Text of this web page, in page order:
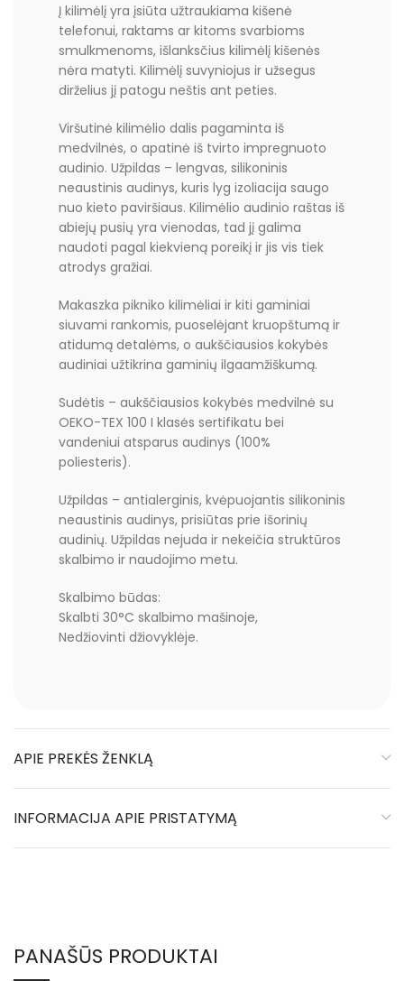
Į kilimėlį yra įsiūta užtraukiama kišenė
telefonui, raktams ar kitoms svarbioms
smulkmenoms, išlanksčius kilimėlį kišenės
nėra matyti. Kilimėlį suvyniojus ir užsegus
dirželius jį patogu neštis ant peties.
Viršutinė kilimėlio dalis pagaminta iš
medvilnės, o apatinė iš tvirto impregnuoto
audinio. Užpildas – lengvas, silikoninis
neaustinis audinys, kuris lyg izoliacija saugo
nuo kieto paviršiaus. Kilimėlio audinio raštas iš
abiejų pusių yra vienodas, tad jį galima
naudoti pagal kiekvieną poreikį ir jis vis tiek
atrodys gražiai.
Makaszka pikniko kilimėliai ir kiti gaminiai
siuvami rankomis, puoselėjant kruopštumą ir
atidumą detalėms, o aukščiausios kokybės
audiniai užtikrina gaminių ilgaamžiškumą.
Sudėtis – aukščiausios kokybės medvilnė su
OEKO-TEX 100 I klasės sertifikatu bei
vandeniui atsparus audinys (100%
poliesteris).
Užpildas – antialerginis, kvėpuojantis silikoninis
neaustinis audinys, prisiūtas prie išorinių
audinių. Užpildas nejuda ir nekeičia struktūros
skalbimo ir naudojimo metu.
Skalbimo būdas:
Skalbti 30°C skalbimo mašinoje,
Nedžiovinti džiovyklėje.
APIE PREKĖS ŽENKLĄ
INFORMACIJA APIE PRISTATYMĄ
PANAŠŪS PRODUKTAI